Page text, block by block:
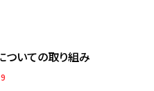
ついての取り組み
9